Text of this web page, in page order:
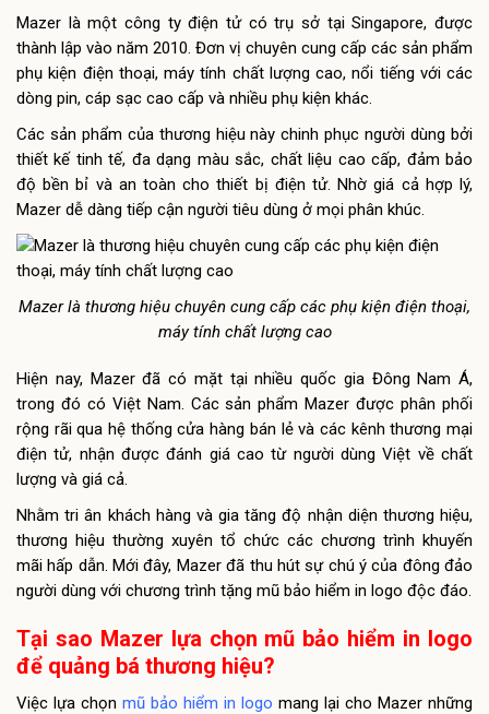
Mazer là một công ty điện tử có trụ sở tại Singapore, được
thành lập vào năm 2010. Đơn vị chuyên cung cấp các sản phẩm
phụ kiện điện thoại, máy tính chất lượng cao, nổi tiếng với các
dòng pin, cáp sạc cao cấp và nhiều phụ kiện khác.
Các sản phẩm của thương hiệu này chinh phục người dùng bởi
thiết kế tinh tế, đa dạng màu sắc, chất liệu cao cấp, đảm bảo
độ bền bỉ và an toàn cho thiết bị điện tử. Nhờ giá cả hợp lý,
Mazer dễ dàng tiếp cận người tiêu dùng ở mọi phân khúc.
Mazer là thương hiệu chuyên cung cấp các phụ kiện điện thoại,
máy tính chất lượng cao
Hiện nay, Mazer đã có mặt tại nhiều quốc gia Đông Nam Á,
trong đó có Việt Nam. Các sản phẩm Mazer được phân phối
rộng rãi qua hệ thống cửa hàng bán lẻ và các kênh thương mại
điện tử, nhận được đánh giá cao từ người dùng Việt về chất
lượng và giá cả.
Nhằm tri ân khách hàng và gia tăng độ nhận diện thương hiệu,
thương hiệu thường xuyên tổ chức các chương trình khuyến
mãi hấp dẫn. Mới đây, Mazer đã thu hút sự chú ý của đông đảo
người dùng với chương trình tặng mũ bảo hiểm in logo độc đáo.
Tại sao Mazer lựa chọn mũ bảo hiểm in logo
để quảng bá thương hiệu?
Việc lựa chọn mũ bảo hiểm in logo mang lại cho Mazer những